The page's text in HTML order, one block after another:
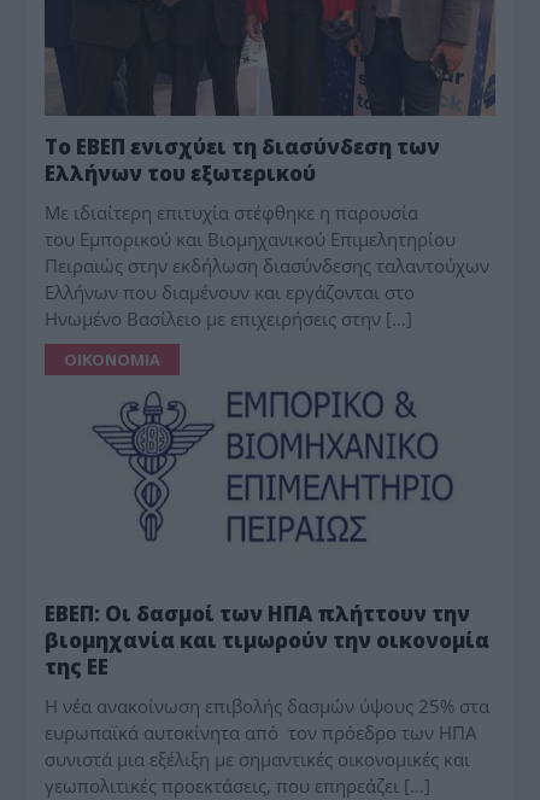
Το ΕΒΕΠ ενισχύει τη διασύνδεση των
Ελλήνων του εξωτερικού
Με ιδιαίτερη επιτυχία στέφθηκε η παρουσία
του Εμπορικού και Βιομηχανικού Επιμελητηρίου
Πειραιώς στην εκδήλωση διασύνδεσης ταλαντούχων
Ελλήνων που διαμένουν και εργάζονται στο
Ηνωμένο Βασίλειο με επιχειρήσεις στην […]
ΟΙΚΟΝΟΜΙΑ
ΕΒΕΠ: Οι δασμοί των ΗΠΑ πλήττουν την
βιομηχανία και τιμωρούν την οικονομία
της ΕΕ
Η νέα ανακοίνωση επιβολής δασμών ύψους 25% στα
ευρωπαϊκά αυτοκίνητα από τον πρόεδρο των ΗΠΑ
συνιστά μια εξέλιξη με σημαντικές οικονομικές και
γεωπολιτικές προεκτάσεις, που επηρεάζει […]